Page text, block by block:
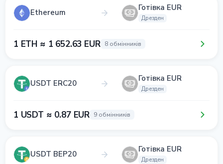
Ethereum Готівка EUR
Дрезден
1 ETH ≈ 1 652.63 EUR 8 обмінників
USDT ERC20 Готівка EUR
Дрезден
1 USDT ≈ 0.87 EUR 9 обмінників
USDT BEP20 Готівка EUR
Дрезден